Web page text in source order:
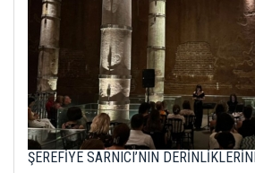
ŞEREFİYE SARNICI’NIN